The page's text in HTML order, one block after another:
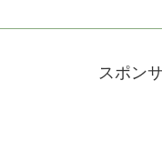
スポン